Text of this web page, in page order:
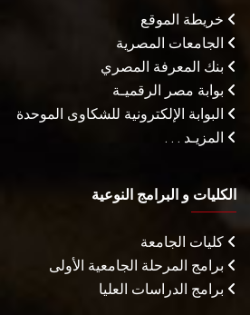
خريطة الموقع
الجامعات المصرية
بنك المعرفة المصري
بوابة مصر الرقميـة
البوابة الإلكترونية للشكاوى الموحدة
المزيـد . . .
الكليات و البرامج النوعية
كليات الجامعة
برامج المرحلة الجامعية الأولى
برامج الدراسات العليا